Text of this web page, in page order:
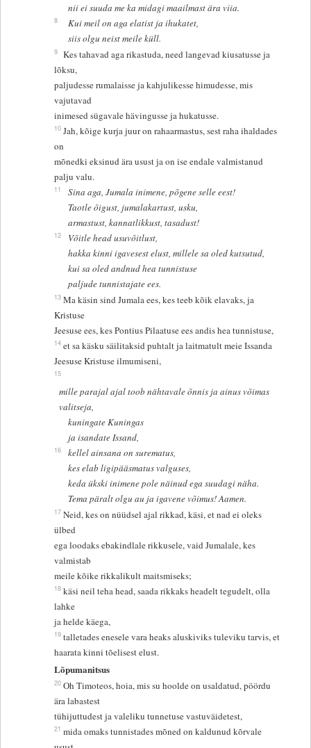
nii ei suuda me ka midagi maailmast ära viia.
8
Kui meil on aga elatist ja ihukatet,
siis olgu neist meile küll.
9 Kes tahavad aga rikastuda, need langevad kiusatusse ja
lõksu,
paljudesse rumalaisse ja kahjulikesse himudesse, mis
vajutavad
inimesed sügavale hävingusse ja hukatusse.
10 Jah, kõige kurja juur on rahaarmastus, sest raha ihaldades
on
mõnedki eksinud ära usust ja on ise endale valmistanud
palju valu.
11
Sina aga, Jumala inimene, põgene selle eest!
Taotle õigust, jumalakartust, usku,
armastust, kannatlikkust, tasadust!
12
Võitle head usuvõitlust,
hakka kinni igavesest elust, millele sa oled kutsutud,
kui sa oled andnud hea tunnistuse
paljude tunnistajate ees.
13 Ma käsin sind Jumala ees, kes teeb kõik elavaks, ja
Kristuse
Jeesuse ees, kes Pontius Pilaatuse ees andis hea tunnistuse,
14 et sa käsku säilitaksid puhtalt ja laitmatult meie Issanda
Jeesuse Kristuse ilmumiseni,
15
mille parajal ajal toob nähtavale õnnis ja ainus võimas
valitseja,
kuningate Kuningas
ja isandate Issand,
16
kellel ainsana on surematus,
kes elab ligipääsmatus valguses,
keda ükski inimene pole näinud ega suudagi näha.
Tema päralt olgu au ja igavene võimus! Aamen.
17 Neid, kes on nüüdsel ajal rikkad, käsi, et nad ei oleks
ülbed
ega loodaks ebakindlale rikkusele, vaid Jumalale, kes
valmistab
meile kõike rikkalikult maitsmiseks;
18 käsi neil teha head, saada rikkaks headelt tegudelt, olla
lahke
ja helde käega,
19 talletades enesele vara heaks aluskiviks tuleviku tarvis, et
haarata kinni tõelisest elust.
Lõpumanitsus
20 Oh Timoteos, hoia, mis su hoolde on usaldatud, pöördu
ära labastest
tühijuttudest ja valeliku tunnetuse vastuväidetest,
21 mida omaks tunnistades mõned on kaldunud kõrvale